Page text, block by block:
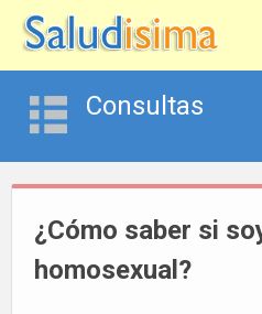
Consultas
¿Cómo saber si
homosexual?